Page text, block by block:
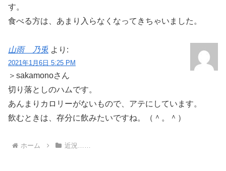
す。
食べる方は、あまり入らなくなってきちゃいました。
山雨 乃兎 より:
2021年1月6日 5:25 PM
＞sakamonoさん
切り落としのハムです。
あんまりカロリーがないもので、アテにしています。
飲むときは、存分に飲みたいですね。（＾。＾）
ホーム 近況……